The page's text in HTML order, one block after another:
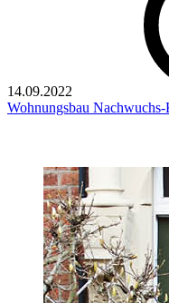
14.09.2022
Wohnungsbau